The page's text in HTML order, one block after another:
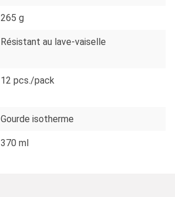
265 g
Résistant au lave-vaiselle
12 pcs./pack
Gourde isotherme
370 ml